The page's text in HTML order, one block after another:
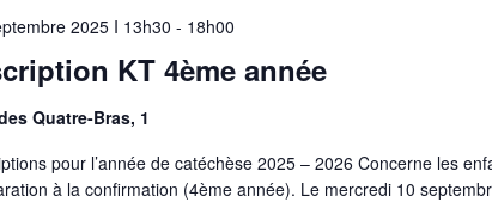
KT 4ème année
2025 I 13h30 - 18h00
Quatre-Bras, 1
pour l’année de catéchèse 2025 – 2026 Concerne les
à la confirmation (4ème année). Le mercredi 10